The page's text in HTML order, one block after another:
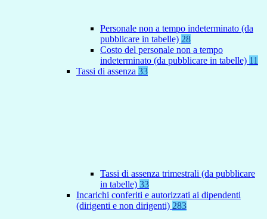
Personale non a tempo indeterminato (da
pubblicare in tabelle) 28
Costo del personale non a tempo
indeterminato (da pubblicare in tabelle) 11
Tassi di assenza 33
Tassi di assenza trimestrali (da pubblicare
in tabelle) 33
Incarichi conferiti e autorizzati ai dipendenti
(dirigenti e non dirigenti) 283